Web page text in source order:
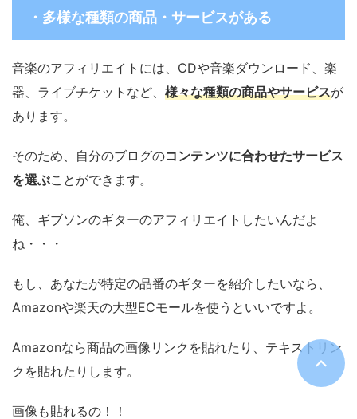
・多様な種類の商品・サービスがある
音楽のアフィリエイトには、CDや音楽ダウンロード、楽
器、ライブチケットなど、 様々な種類の商品やサービスが
あります。
そのため、自分のブログのコンテンツに合わせたサービス
を選ぶことができます。
俺、ギブソンのギターのアフィリエイトしたいんだよ
ね・・・
もし、あなたが特定の品番のギターを紹介したいなら、
Amazonや楽天の大型ECモールを使うといいですよ。
Amazonなら商品の画像リンクを貼れたり、テキストリン
クを貼れたりします。
画像も貼れるの！！